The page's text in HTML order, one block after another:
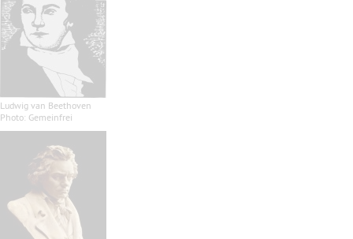
Ludwig van Beethoven
Photo: Gemeinfrei